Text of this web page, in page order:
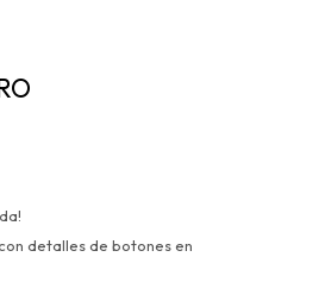
detalles de botones en